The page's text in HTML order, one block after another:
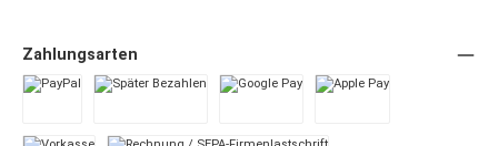
Zahlungsarten